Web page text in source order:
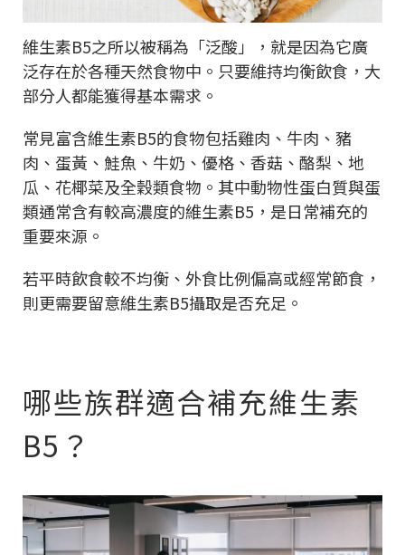
維生素B5之所以被稱為「泛酸」，就是因為它廣
泛存在於各種天然食物中。只要維持均衡飲食，大
部分人都能獲得基本需求。
常見富含維生素B5的食物包括雞肉、牛肉、豬
肉、蛋黃、鮭魚、牛奶、優格、香菇、酪梨、地
瓜、花椰菜及全穀類食物。其中動物性蛋白質與蛋
類通常含有較高濃度的維生素B5，是日常補充的
重要來源。
若平時飲食較不均衡、外食比例偏高或經常節食，
則更需要留意維生素B5攝取是否充足。
哪些族群適合補充維生素
B5？